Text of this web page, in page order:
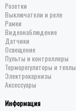
Розетки
Выключатели и реле
Рамки
Видеонаблюдение
Датчики
Освещение
Пульты и контроллеры
Терморегуляторы и
Электрокарнизы
Аксессуары
Информация